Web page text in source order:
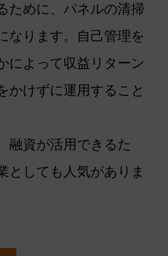
ために、パネルの清掃
なります。自己管理を
によって収益リターン
かけずに運用すること
融資が活用できるた
としても人気がありま